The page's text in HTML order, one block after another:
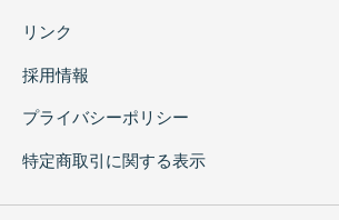
リンク
採用情報
プライバシーポリシー
特定商取引に関する表示